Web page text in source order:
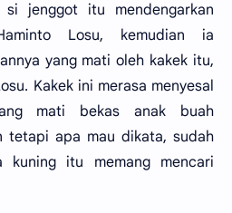
jenggot itu mendengarkan
Losu, kemudian ia
yang mati oleh kakek itu,
Kakek ini merasa menyesal
mati bekas anak buah
tetapi apa mau dikata, sudah
itu memang mencari